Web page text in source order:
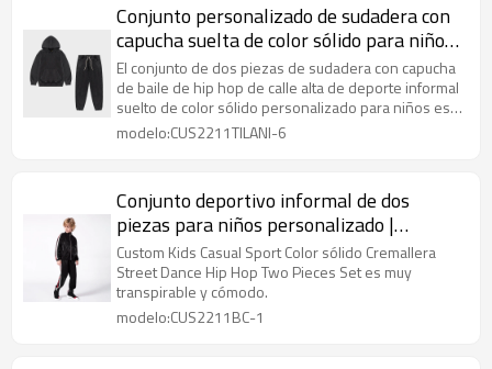
Conjunto personalizado de sudadera con
capucha suelta de color sólido para niños |
Conjunto informal deportivo de calle |
Conjunto de dos piezas con capucha de
baile hip hop
El conjunto de dos piezas de sudadera con capucha
de baile de hip hop de calle alta de deporte informal
suelto de color sólido personalizado para niños es
muy transpirable y cómodo.
modelo:CUS2211TILANI-6
Conjunto deportivo informal de dos
piezas para niños personalizado |
Conjunto de cremallera de color sólido |
Conjunto de dos piezas Street Dance Hip
Hop
Custom Kids Casual Sport Color sólido Cremallera
Street Dance Hip Hop Two Pieces Set es muy
transpirable y cómodo.
modelo:CUS2211BC-1